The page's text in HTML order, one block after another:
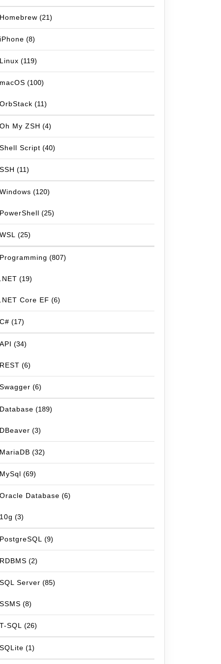
Homebrew (21)
iPhone (8)
Linux (119)
macOS (100)
OrbStack (11)
Oh My ZSH (4)
Shell Script (40)
SSH (11)
Windows (120)
PowerShell (25)
WSL (25)
Programming (807)
.NET (19)
.NET Core EF (6)
C# (17)
API (34)
REST (6)
Swagger (6)
Database (189)
DBeaver (3)
MariaDB (32)
MySql (69)
Oracle Database (6)
10g (3)
PostgreSQL (9)
RDBMS (2)
SQL Server (85)
SSMS (8)
T-SQL (26)
SQLite (1)